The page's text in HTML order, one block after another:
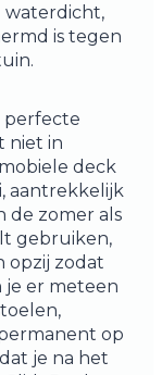
waterdicht,
is tegen
perfecte
niet in
deck
aantrekkelijk
de zomer als
gebruiken,
opzij zodat
je er meteen
op
je na het